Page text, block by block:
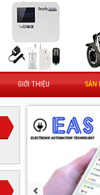
GIỚI THIỆU SẢN